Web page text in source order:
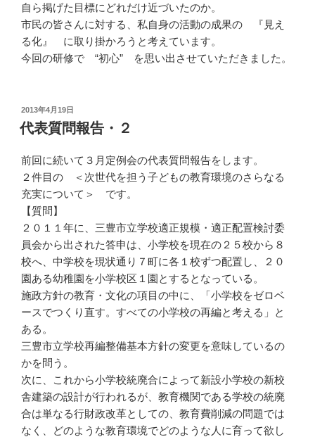
自ら掲げた目標にどれだけ近づいたのか。
市民の皆さんに対する、私自身の活動の成果の 『見え
る化』 に取り掛かろうと考えています。
今回の研修で “初心” を思い出させていただきました。
投
稿
日:
2013年4月19日
代表質問報告・２
前回に続いて３月定例会の代表質問報告をします。
２件目の ＜次世代を担う子どもの教育環境のさらなる
充実について＞ です。
【質問】
２０１１年に、三豊市立学校適正規模・適正配置検討委
員会から出された答申は、小学校を現在の２５校から８
校へ、中学校を現状通り７町に各１校ずつ配置し、２０
園ある幼稚園を小学校区１園とするとなっている。
施政方針の教育・文化の項目の中に、「小学校をゼロベ
ースでつくり直す。すべての小学校の再編と考える」と
ある。
三豊市立学校再編整備基本方針の変更を意味しているの
かを問う。
次に、これから小学校統廃合によって新設小学校の新校
舎建築の設計が行われるが、教育機関である学校の統廃
合は単なる行財政改革としての、教育費削減の問題では
なく、どのような教育環境でどのような人に育って欲し